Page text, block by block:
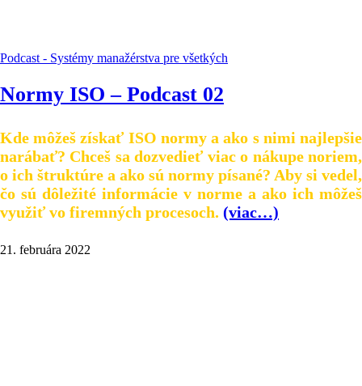
Podcast - Systémy manažérstva pre všetkých
Normy ISO – Podcast 02
Kde môžeš získať ISO normy a ako s niminajlepšie
narábať? Chceš sa dozvedieť viac o nákupe noriem,
o ich štruktúre a ako sú normy písané? Aby si vedel,
čo sú dôležité informácie v norme a ako ich môžeš
využiť vo firemných procesoch. (viac…)
21. februára 2022